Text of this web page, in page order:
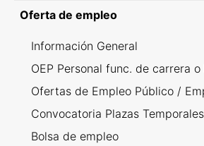
Oferta de empleo
Información General
OEP Personal func. de carrera
Ofertas de Empleo Público /
Convocatoria Plazas Temporales
Bolsa de empleo